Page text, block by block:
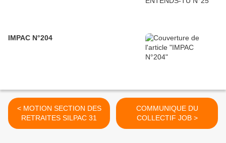
IMPAC N°204
< MOTION SECTION DES
RETRAITES SILPAC 31
COMMUNIQUE DU
COLLECTIF JOB >